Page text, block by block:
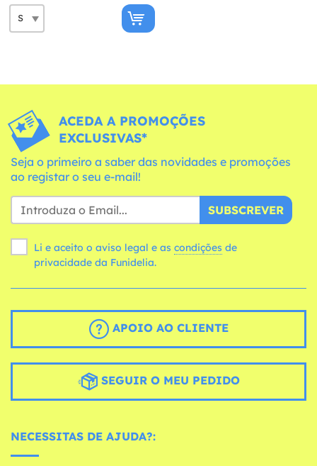
ACEDA A PROMOÇÕES
EXCLUSIVAS*
Seja o primeiro a saber das novidades e promoções
ao registar o seu e-mail!
SUBSCREVER
Li e aceito o aviso legal e as condições
privacidade da Funidelia.
APOIO AO CLIENTE
SEGUIR O MEU PEDIDO
NECESSITAS DE AJUDA?: